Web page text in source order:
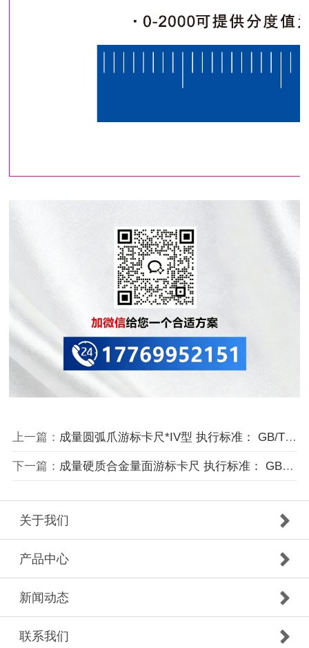
上一篇： 成量圆弧爪游标卡尺*IV型 执行标准： GB/T 21389-2008
下一篇： 成量硬质合金量面游标卡尺 执行标准： GB/T 21389-2008
关于我们
产品中心
新闻动态
联系我们